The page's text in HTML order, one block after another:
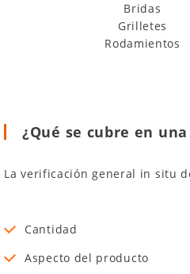
Bridas
Grilletes
Rodamientos
¿Qué se cubre en
La verificación general in situ
Cantidad
Aspecto del producto